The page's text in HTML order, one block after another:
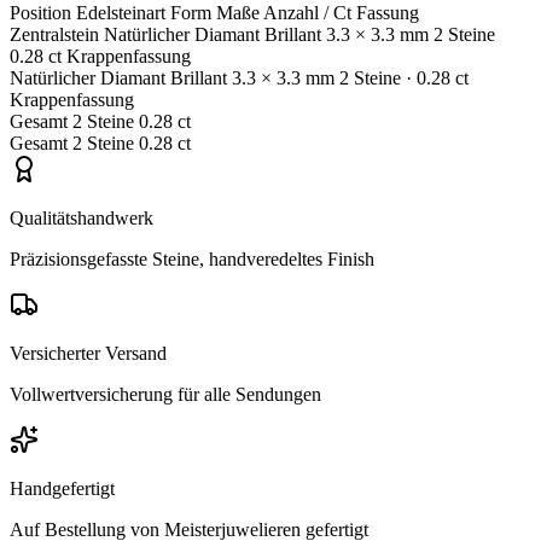
Position Edelsteinart Form Maße Anzahl / Ct Fassung
Zentralstein Natürlicher Diamant Brillant 3.3 × 3.3 mm 2 Steine
0.28 ct Krappenfassung
Natürlicher Diamant Brillant 3.3 × 3.3 mm 2 Steine · 0.28 ct
Krappenfassung
Gesamt 2 Steine 0.28 ct
Gesamt 2 Steine 0.28 ct
Qualitätshandwerk
Präzisionsgefasste Steine, handveredeltes Finish
Versicherter Versand
Vollwertversicherung für alle Sendungen
Handgefertigt
Auf Bestellung von Meisterjuwelieren gefertigt